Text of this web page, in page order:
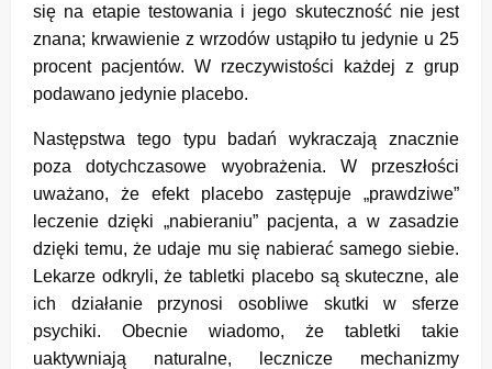
się na etapie testowania i jego skuteczność nie jest
znana; krwawienie z wrzodów ustąpiło tu jedynie u 25
procent pacjentów. W rzeczywistości każdej z grup
podawano jedynie placebo.
Następstwa tego typu badań wykraczają znacznie
poza dotychczasowe wyobrażenia. W przeszłości
uważano, że efekt placebo zastępuje „prawdziwe”
leczenie dzięki „nabieraniu” pacjenta, a w zasadzie
dzięki temu, że udaje mu się nabierać samego siebie.
Lekarze odkryli, że tabletki placebo są skuteczne, ale
ich działanie przynosi osobliwe skutki w sferze
psychiki. Obecnie wiadomo, że tabletki takie
uaktywniają naturalne, lecznicze mechanizmy